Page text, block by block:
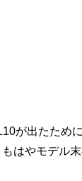
が出たため
はやモデル